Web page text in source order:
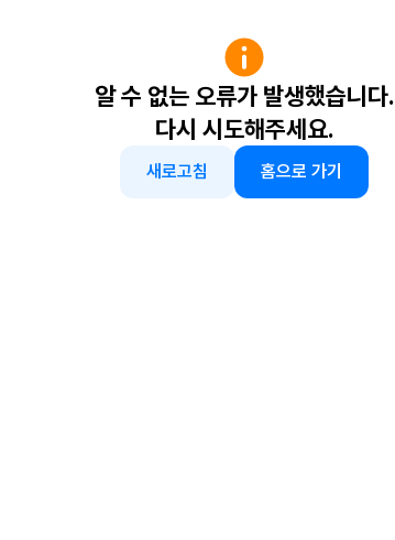
알 수 없는 오류가 발생했습니다.
다시 시도해주세요.
새로고침 홈으로 가기